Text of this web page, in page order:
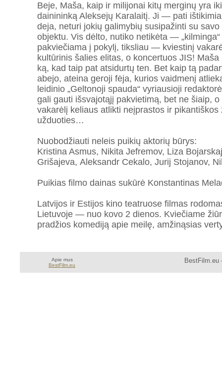
Beje, Maša, kaip ir milijonai kitų merginų yra
dainininką Aleksejų Karalaitį. Ji — pati
deja, neturi jokių galimybių susipažinti su
objektu. Vis dėlto, nutiko netikėta —
pakviečiama į pokylį, tiksliau — kviestinį
kultūrinis šalies elitas, o koncertuos JIS!
ką, kad taip pat atsidurtų ten. Bet kaip tą
abejo, ateina geroji fėja, kurios vaidmenį
leidinio „Geltonoji spauda“ vyriausioji
gali gauti išsvajotąjį pakvietimą, bet ne šiaip,
vakarėlį keliaus atlikti neįprastos ir pikantiškos
užduoties…
Nuobodžiauti neleis puikių aktorių būrys:
Kristina Asmus, Nikita Jefremov, Liza
Grišajeva, Aleksandr Cekalo, Jurij Stojanov,
Puikias filmo dainas sukūrė Konstantinas
Latvijos ir Estijos kino teatruose filmas
Lietuvoje — nuo kovo 2 dienos. Kviečiame
pradžios komediją apie meilę, amžinąsias
Apie mus
BestFilm.eu